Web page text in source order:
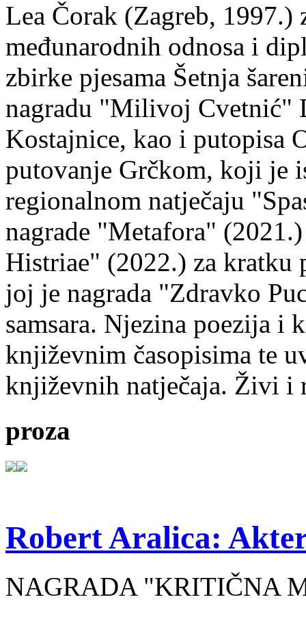
Lea Čorak (Zagreb,
međunarodnih odnosa i
zbirke pjesama Šetnja
nagradu "Milivoj Cvetnić"
Kostajnice, kao i putopisa
putovanje Grčkom, koji je
regionalnom natječaju
nagrade "Metafora"
Histriae" (2022.) za kratku
joj je nagrada "Zdravko
samsara. Njezina poezija i
književnim časopisima te
književnih natječaja. Živi i
proza
Robert Aralica:
NAGRADA "KRITIČNA